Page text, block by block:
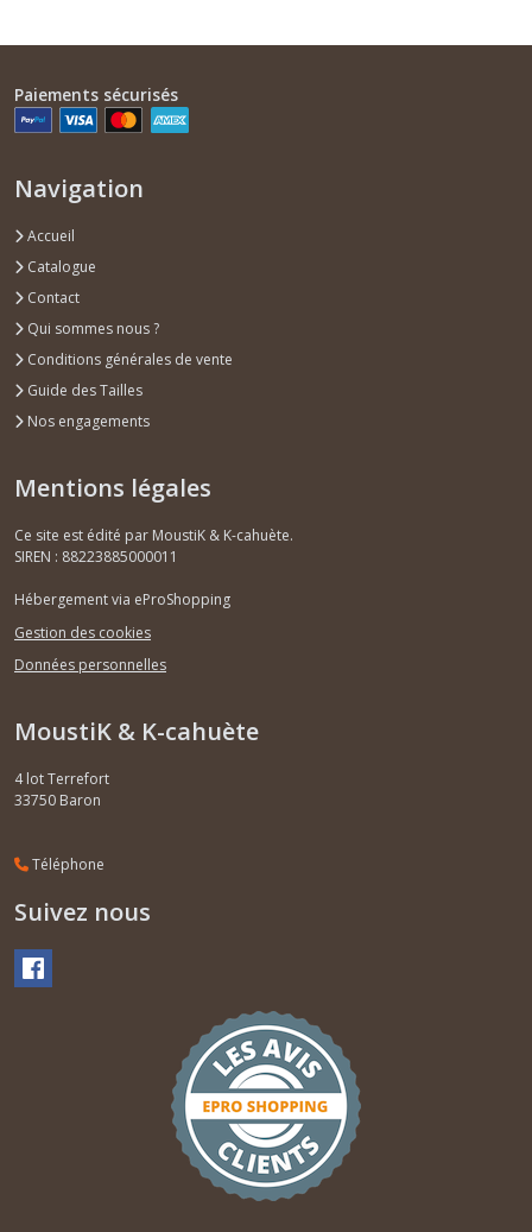
Paiements sécurisés
Navigation
Accueil
Catalogue
Contact
Qui sommes nous ?
Conditions générales de vente
Guide des Tailles
Nos engagements
Mentions légales
Ce site est édité par MoustiK & K-cahuète.
SIREN : 88223885000011
Hébergement via eProShopping
Gestion des cookies
Données personnelles
MoustiK & K-cahuète
4 lot Terrefort
33750 Baron
Téléphone
Suivez nous